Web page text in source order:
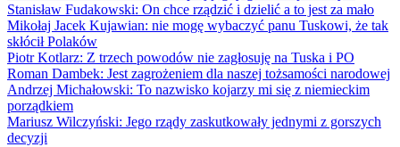
Stanisław Fudakowski: On chce rządzić i dzielić a to jest za mało
Mikołaj Jacek Kujawian: nie mogę wybaczyć panu Tuskowi, że tak
skłócił Polaków
Piotr Kotlarz: Z trzech powodów nie zagłosuję na Tuska i PO
Roman Dambek: Jest zagrożeniem dla naszej tożsamości narodowej
Andrzej Michałowski: To nazwisko kojarzy mi się z niemieckim
porządkiem
Mariusz Wilczyński: Jego rządy zaskutkowały jednymi z gorszych
decyzji